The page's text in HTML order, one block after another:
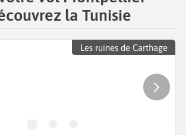
la Tunisie
Les ruines de Carthage